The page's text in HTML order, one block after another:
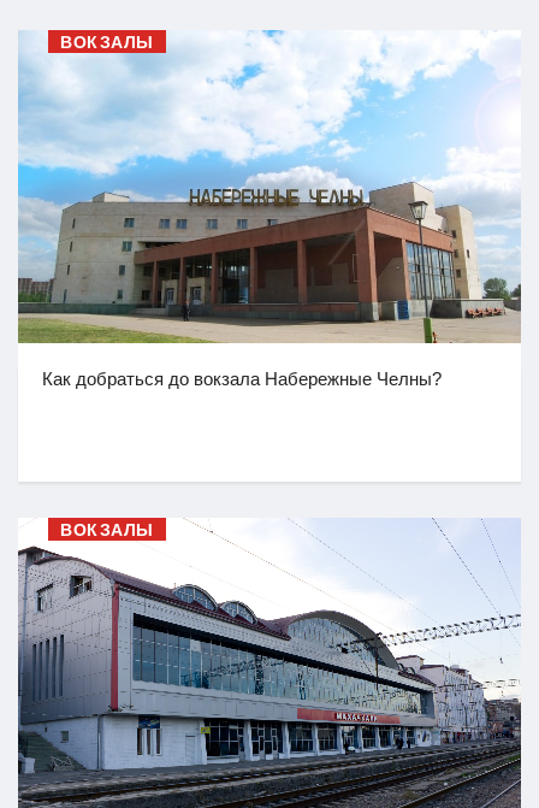
ВОКЗАЛЫ
Как добраться до вокзала Набережные Челны?
ВОКЗАЛЫ